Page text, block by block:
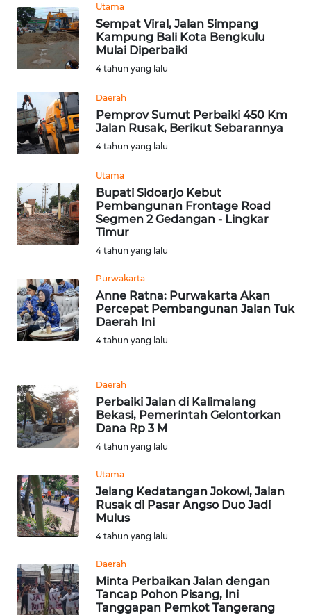
Utama
Sempat Viral, Jalan Simpang
Kampung Bali Kota Bengkulu
Mulai Diperbaiki
4 tahun yang lalu
Daerah
Pemprov Sumut Perbaiki 450 Km
Jalan Rusak, Berikut Sebarannya
4 tahun yang lalu
Utama
Bupati Sidoarjo Kebut
Pembangunan Frontage Road
Segmen 2 Gedangan - Lingkar
Timur
4 tahun yang lalu
Purwakarta
Anne Ratna: Purwakarta Akan
Percepat Pembangunan Jalan Tuk
Daerah Ini
4 tahun yang lalu
Daerah
Perbaiki Jalan di Kalimalang
Bekasi, Pemerintah Gelontorkan
Dana Rp 3 M
4 tahun yang lalu
Utama
Jelang Kedatangan Jokowi, Jalan
Rusak di Pasar Angso Duo Jadi
Mulus
4 tahun yang lalu
Daerah
Minta Perbaikan Jalan dengan
Tancap Pohon Pisang, Ini
Tanggapan Pemkot Tangerang
WN
KALSEL
KALTIM
WN
SULSEL
WN
GORONTALO
WN
WN
MALUKU
WN
WN
DAIRI
WN
WN
NIAS
LANGKAT
WN